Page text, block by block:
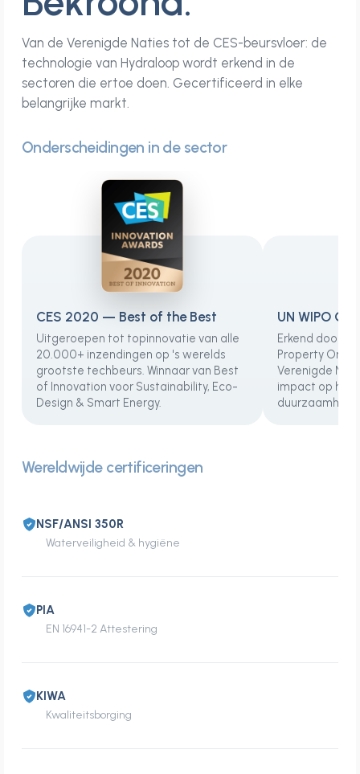
Van de Verenigde Naties tot de CES-beursvloer: de
technologie van Hydraloop wordt erkend in de
sectoren die ertoe doen. Gecertificeerd in elke
belangrijke markt.
Onderscheidingen in de sector
CES 2020 — Best of the Best
Uitgeroepen tot topinnovatie van alle
20.000+ inzendingen op 's werelds
grootste techbeurs. Winnaar van Best
of Innovation voor Sustainability, Eco-
Design & Smart Energy.
UN WIPO
Erkend door
Property
Verenigde
impact op het
duurzaamheid
Wereldwijde certificeringen
NSF/ANSI 350R
Waterveiligheid & hygiëne
PIA
EN 16941-2 Attestering
KIWA
Kwaliteitsborging